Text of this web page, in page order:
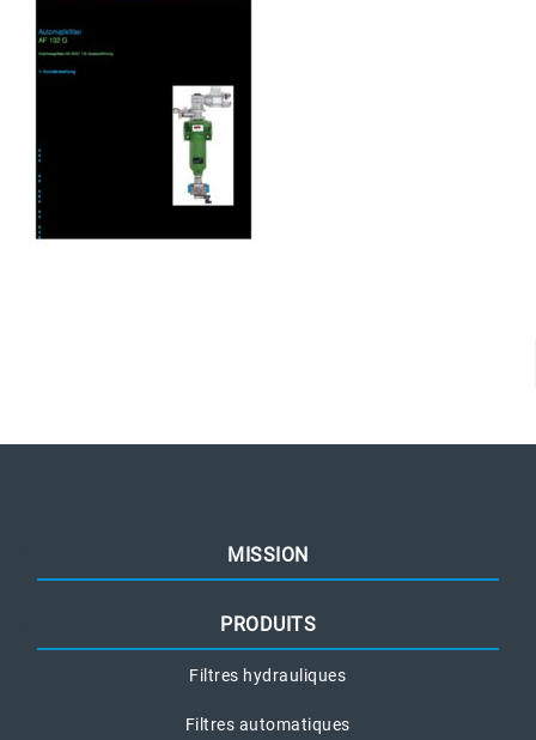
MISSION
PRODUITS
Filtres hydrauliques
Filtres automatiques